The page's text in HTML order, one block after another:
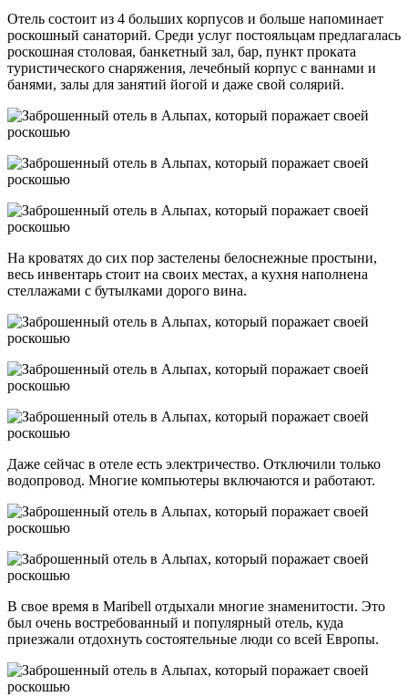
Отель состоит из 4 больших корпусов и больше напоминает
роскошный санаторий. Среди услуг постояльцам предлагалась
роскошная столовая, банкетный зал, бар, пункт проката
туристического снаряжения, лечебный корпус с ваннами и
банями, залы для занятий йогой и даже свой солярий.
На кроватях до сих пор застелены белоснежные простыни,
весь инвентарь стоит на своих местах, а кухня наполнена
стеллажами с бутылками дорого вина.
Даже сейчас в отеле есть электричество. Отключили только
водопровод. Многие компьютеры включаются и работают.
В свое время в Maribell отдыхали многие знаменитости. Это
был очень востребованный и популярный отель, куда
приезжали отдохнуть состоятельные люди со всей Европы.